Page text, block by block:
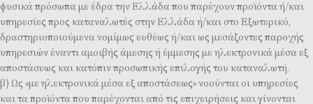
φυσικά πρόσωπα με έδρα την Ελλάδα που παρέχουν προϊόντα ή/και
υπηρεσίες προς καταναλωτές στην Ελλάδα ή/και στο Εξωτερικό,
δραστηριοποιούμενα νομίμως ευθέως ή/και ως μεσάζοντες παροχής
υπηρεσιών έναντι αμοιβής άμεσης ή έμμεσης με ηλεκτρονικά μέσα εξ
αποστάσεως και κατόπιν προσωπικής επιλογής του καταναλωτή.
β) Ως «με ηλεκτρονικά μέσα εξ αποστάσεως» νοούνται οι υπηρεσίες
και τα προϊόντα που παρέχονται από τις επιχειρήσεις και γίνονται